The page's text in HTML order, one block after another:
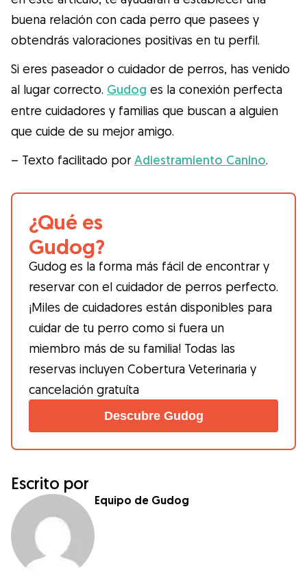
buena relación con cada perro que pasees y
obtendrás valoraciones positivas en tu perfil.
Si eres paseador o cuidador de perros, has venido
al lugar correcto. Gudog es la conexión perfecta
entre cuidadores y familias que buscan a alguien
que cuide de su mejor amigo.
– Texto facilitado por Adiestramiento Canino.
¿Qué es
Gudog?
Gudog es la forma más fácil de encontrar y
reservar con el cuidador de perros perfecto.
¡Miles de cuidadores están disponibles para
cuidar de tu perro como si fuera un
miembro más de su familia! Todas las
reservas incluyen Cobertura Veterinaria y
cancelación gratuíta
Descubre Gudog
Escrito por
Equipo de Gudog